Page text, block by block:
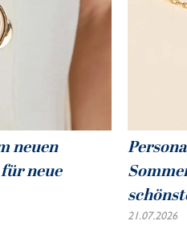
neuen
neue
21.07.2026